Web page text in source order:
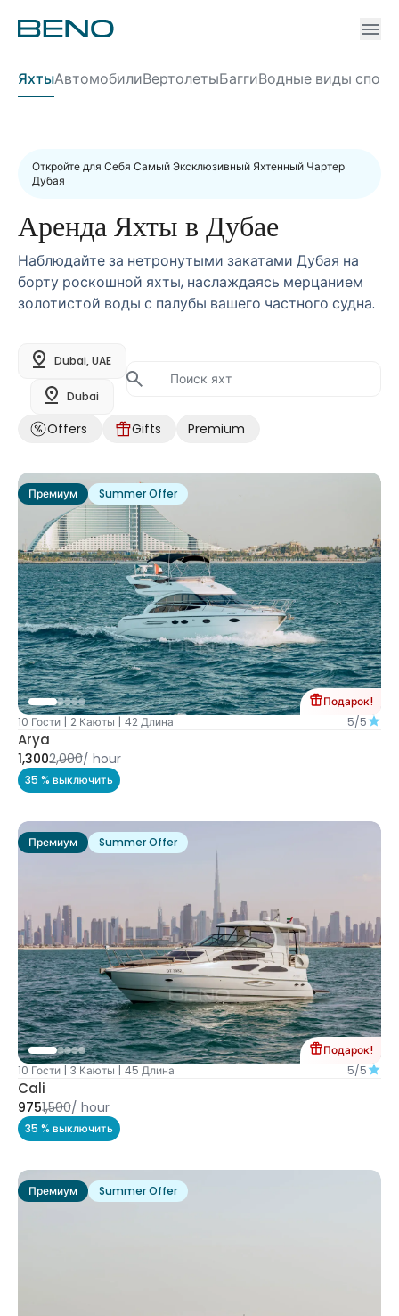
ЯхтыАвтомобилиВертолетыБаггиВодные виды
Откройте для Себя Самый Эксклюзивный Яхтенный Чартер
Дубая
Аренда Яхты в Дубае
Наблюдайте за нетронутыми закатами Дубая на
борту роскошной яхты, наслаждаясь мерцанием
золотистой воды с палубы вашего частного судна.
Dubai, UAE
Dubai
Offers Gifts Premium
Премиум Summer Offer
Подарок!
10 Гости | 2 Каюты | 42 Длина 5/5
Arya
1,3002,000/ hour
35 % выключить
Премиум Summer Offer
Подарок!
10 Гости | 3 Каюты | 45 Длина 5/5
Cali
9751,500/ hour
35 % выключить
Премиум Summer Offer